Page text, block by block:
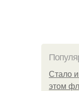
Стало
этом